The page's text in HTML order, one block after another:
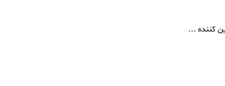
کننده ...